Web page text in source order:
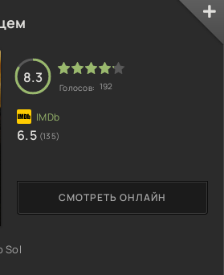
Sol
СМОТРЕТЬ ОНЛАЙН
8.3
Голосов: 192
6.5 (135)